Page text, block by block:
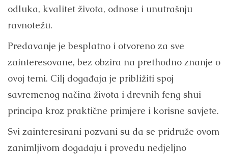
odluka, kvalitet života, odnose i unutrašnju
ravnotežu.
Predavanje je besplatno i otvoreno za sve
zainteresovane, bez obzira na prethodno znanje o
ovoj temi. Cilj događaja je približiti spoj
savremenog načina života i drevnih feng shui
principa kroz praktične primjere i korisne savjete.
Svi zainteresirani pozvani su da se pridruže ovom
zanimljivom događaju i provedu nedjeljno